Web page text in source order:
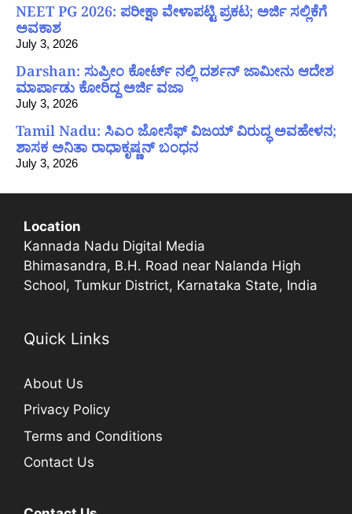
NEET PG 2026: ಪರೀಕ್ಷಾ ವೇಳಾಪಟ್ಟಿ ಪ್ರಕಟ; ಅರ್ಜಿ ಸಲ್ಲಿಕೆಗೆ
ಅವಕಾಶ
July 3, 2026
Darshan: ಸುಪ್ರೀಂ ಕೋರ್ಟ್ ನಲ್ಲಿ ದರ್ಶನ್ ಜಾಮೀನು ಆದೇಶ
ಮಾರ್ಪಾಡು ಕೋರಿದ್ದ ಅರ್ಜಿ ವಜಾ
July 3, 2026
Tamil Nadu: ಸಿಎಂ ಜೋಸೆಫ್ ವಿಜಯ್ ವಿರುದ್ಧ ಅವಹೇಳನ;
ಶಾಸಕ ಅನಿತಾ ರಾಧಾಕೃಷ್ಣನ್ ಬಂಧನ
July 3, 2026
Location
Kannada Nadu Digital Media
Bhimasandra, B.H. Road near Nalanda High
School, Tumkur District, Karnataka State, India
Quick Links
About Us
Privacy Policy
Terms and Conditions
Contact Us